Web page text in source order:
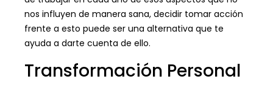
nos influyen de manera sana, decidir tomar acción
frente a esto puede ser una alternativa que te
ayuda a darte cuenta de ello.
Transformación Personal